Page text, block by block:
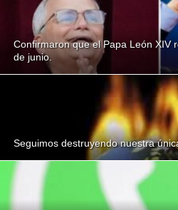
Confirmaron que el Papa León XIV
de junio.
Seguimos destruyendo nuestra